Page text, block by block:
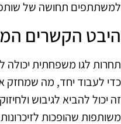
למשתתפים תחושה של
היבט הקשרים
תחרות לגו משפחתית
כדי לעבוד יחד, מה שמחזק
זה יכול להביא לגיבוש
משותפות שהופכות